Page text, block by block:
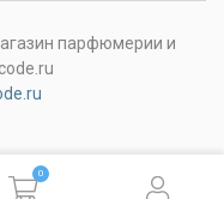
парфюмерии и
0